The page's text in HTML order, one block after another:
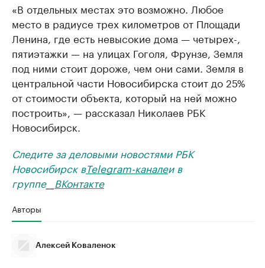
«В отдельных местах это возможно. Любое
место в радиусе трех километров от Площади
Ленина, где есть невысокие дома — четырех-,
пятиэтажки — на улицах Гоголя, Фрунзе, Земля
под ними стоит дороже, чем они сами. Земля в
центральной части Новосибирска стоит до 25%
от стоимости объекта, который на ней можно
построить», — рассказал Николаев РБК
Новосибирск.
Следите за деловыми новостями РБК
Новосибирск вTelegram-каналеи в
группе__ ВКонтакте
Авторы
Алексей Коваленок